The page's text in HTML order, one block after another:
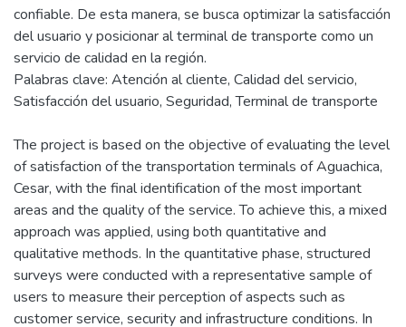
confiable. De esta manera, se busca optimizar la satisfacción
del usuario y posicionar al terminal de transporte como un
servicio de calidad en la región.
Palabras clave: Atención al cliente, Calidad del servicio,
Satisfacción del usuario, Seguridad, Terminal de transporte
The project is based on the objective of evaluating the level
of satisfaction of the transportation terminals of Aguachica,
Cesar, with the final identification of the most important
areas and the quality of the service. To achieve this, a mixed
approach was applied, using both quantitative and
qualitative methods. In the quantitative phase, structured
surveys were conducted with a representative sample of
users to measure their perception of aspects such as
customer service, security and infrastructure conditions. In